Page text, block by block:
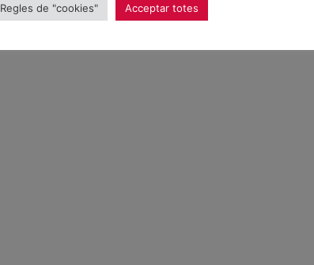
Regles de "cookies" Acceptar totes